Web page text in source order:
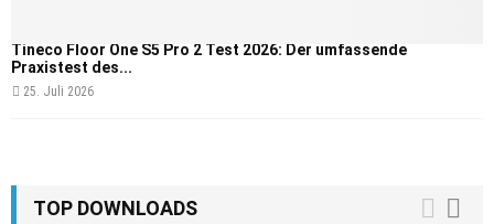
Tineco Floor One S5 Pro 2 Test 2026: Der umfassende
Praxistest des...
25. Juli 2026
TOP DOWNLOADS